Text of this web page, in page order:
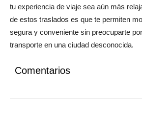
tu experiencia de viaje sea aún más
de estos traslados es que te permiten
segura y conveniente sin preocuparte
transporte en una ciudad desconocida.
Comentarios